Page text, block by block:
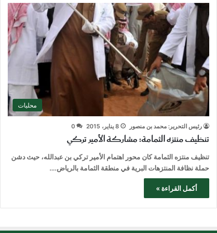
محليات
رئيس التحرير: محمد بن منصور 8 يناير، 2015 0
تنظيف منتزه الثمامة: مشاركة الأمير تركي
تنظيف منتزه الثمامة كان محور اهتمام الأمير تركي بن عبدالله، حيث دشن
حملة نظافة المنتزهات البرية في منطقة الثمامة بالرياض.…
أكمل القراءة »